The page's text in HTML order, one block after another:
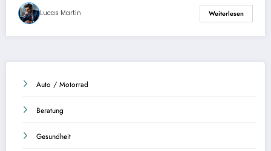
Lucas Martin Weiterlesen
Auto / Motorrad
Beratung
Gesundheit